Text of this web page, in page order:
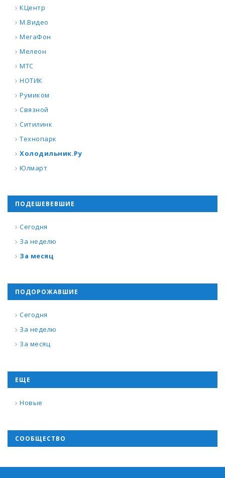
КЦентр
М.Видео
МегаФон
Мелеон
МТС
НОТИК
Румиком
Связной
Ситилинк
Технопарк
Холодильник.Ру
Юлмарт
ПОДЕШЕВЕВШИЕ
Сегодня
За неделю
За месяц
ПОДОРОЖАВШИЕ
Сегодня
За неделю
За месяц
ЕЩЕ
Новые
СООБЩЕСТВО